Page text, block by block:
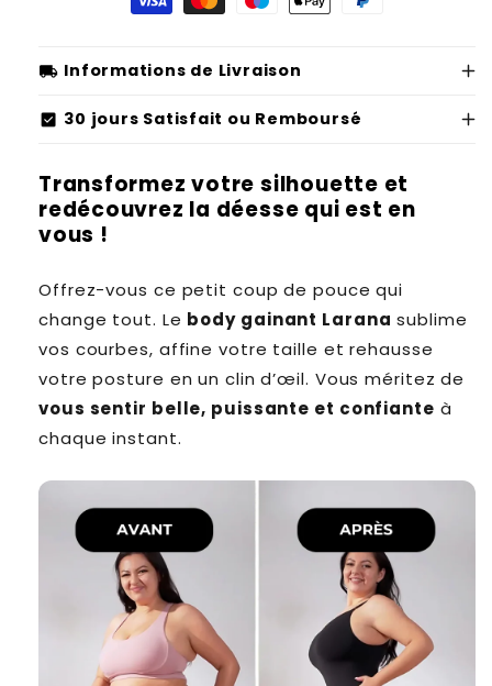
local_shipping Informations de Livraison
check_box 30 jours Satisfait ou Remboursé
Transformez votre silhouette et
redécouvrez la déesse qui est en
vous !
Offrez-vous ce petit coup de pouce qui
change tout. Le body gainant Larana sublime
vos courbes, affine votre taille et rehausse
votre posture en un clin d’œil. Vous méritez de
vous sentir belle, puissante et confiante à
chaque instant.